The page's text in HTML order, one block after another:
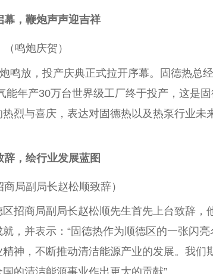
幕，鞭炮声声迎吉祥
（鸣炮庆贺）
鸣放，投产庆典正式拉开序幕。固德热总
能年产30万台世界级工厂终于投产，这是
烈与喜庆，表达对固德热以及热泵行业未
辞，绘行业发展蓝图
商局副 局长赵松顺致辞）
招商局副 局长赵松顺先生首先上台致辞，
，并表示：“固德热作为顺德区的一张闪亮
精神 ，不断推动清洁能源产业的发展。我们